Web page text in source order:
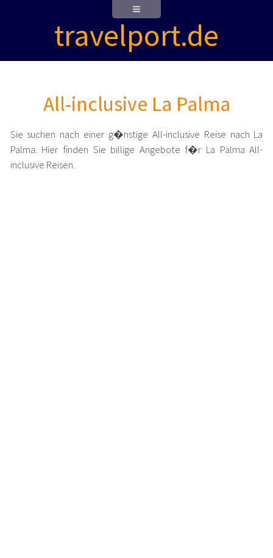
travelport.de
All-inclusive La Palma
Sie suchen nach einer g�nstige All-inclusive Reise nach La
Palma. Hier finden Sie billige Angebote f�r La Palma All-
inclusive Reisen.